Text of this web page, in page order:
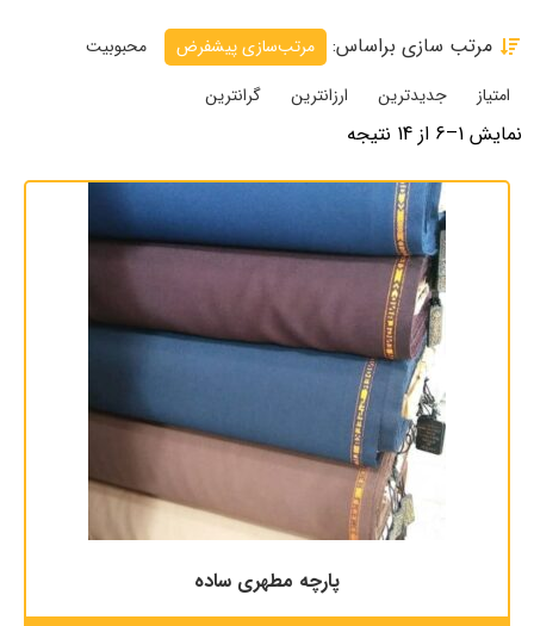
نمایش 1–6 از 14 نتیجه
مرتب سازی براساس: مرتب‌سازی پیشفرض
محبوبیت
امتیاز
جدیدترین ارزانترین گرانترین
پارچه مطهری ساده